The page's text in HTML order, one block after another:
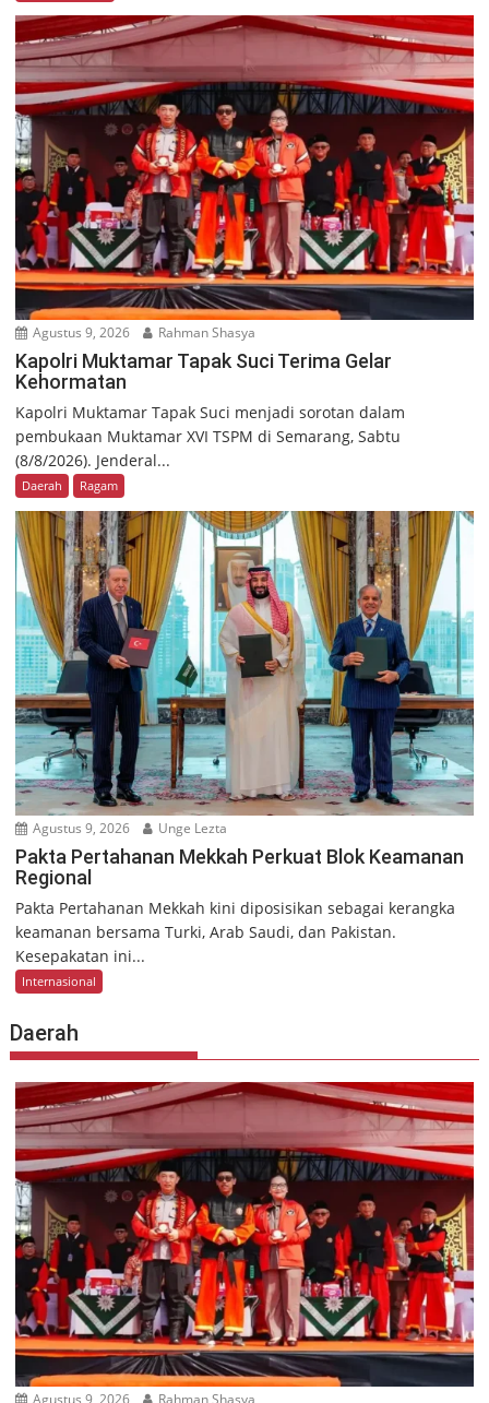
Agustus 9, 2026 Rahman Shasya
Kapolri Muktamar Tapak Suci Terima Gelar
Kehormatan
Kapolri Muktamar Tapak Suci menjadi sorotan dalam
pembukaan Muktamar XVI TSPM di Semarang, Sabtu
(8/8/2026). Jenderal...
Daerah Ragam
Agustus 9, 2026 Unge Lezta
Pakta Pertahanan Mekkah Perkuat Blok Keamanan
Regional
Pakta Pertahanan Mekkah kini diposisikan sebagai kerangka
keamanan bersama Turki, Arab Saudi, dan Pakistan.
Kesepakatan ini...
Internasional
Daerah